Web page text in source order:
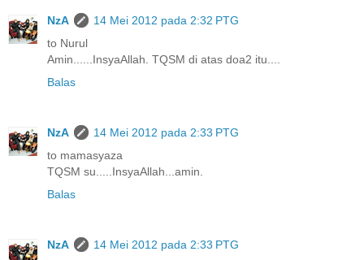
NzA
14 Mei 2012 pada 2:32 PTG
to Nurul
Amin......InsyaAllah. TQSM di atas doa2 itu....
Balas
NzA
14 Mei 2012 pada 2:33 PTG
to mamasyaza
TQSM su.....InsyaAllah...amin.
Balas
NzA
14 Mei 2012 pada 2:33 PTG